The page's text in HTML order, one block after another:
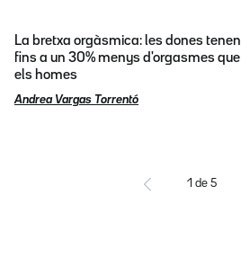
La bretxa orgàsmica: les dones tenen
fins a un 30% menys d'orgasmes que
els homes
Andrea Vargas Torrentó
1 de 5